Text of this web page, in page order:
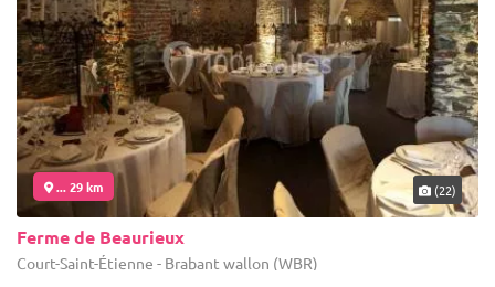
... 29 km (22)
Ferme de Beaurieux
Court-Saint-Étienne - Brabant wallon (WBR)